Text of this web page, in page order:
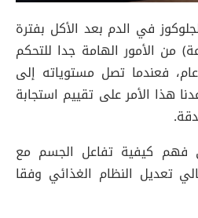
في الدم بعد الأكل بفترة
تتراوح من (1-2 ساعة) من الأمور الهامة جدا للتحكم
فعندما تصل مستوياته إلى
هذا الأمر على تقييم استجابة
فهم كيفية تفاعل الجسم مع
تعديل النظام الغذائي وفقا